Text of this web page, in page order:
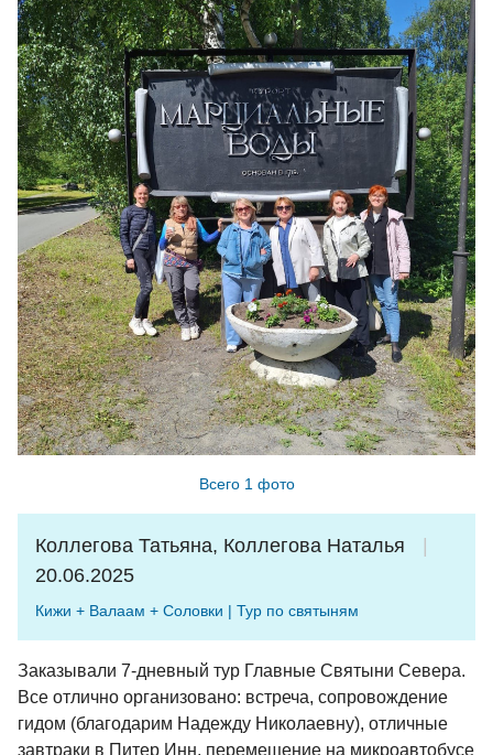
Всего 1 фото
Коллегова Татьяна, Коллегова Наталья
20.06.2025
Кижи + Валаам + Соловки | Тур по святыням
Заказывали 7-дневный тур Главные Святыни Севера.
Все отлично организовано: встреча, сопровождение
гидом (благодарим Надежду Николаевну), отличные
завтраки в Питер Инн, перемещение на микроавтобусе